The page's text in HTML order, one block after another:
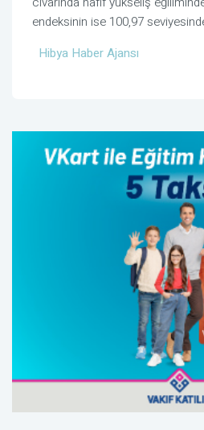
endeksinin ise 100,97
Hibya Haber Ajansı